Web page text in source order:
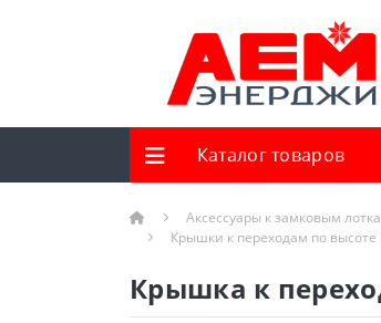
Каталог товаров
Аксессуары к замковым
Крышки к переходам по
Крышка к